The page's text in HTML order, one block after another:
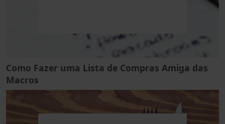
Como Fazer uma Lista de Compras Amiga das
Macros